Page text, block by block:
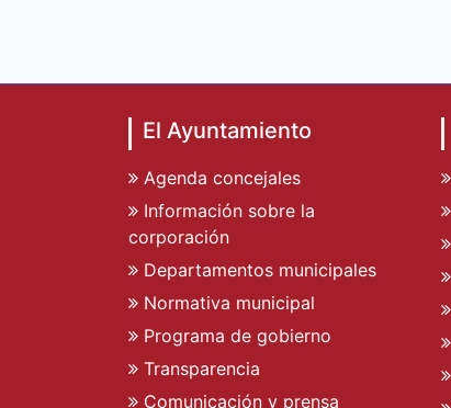
El Ayuntamiento
Agenda concejales
Información sobre la
corporación
Departamentos municipales
Normativa municipal
Programa de gobierno
Transparencia
Comunicación y prensa